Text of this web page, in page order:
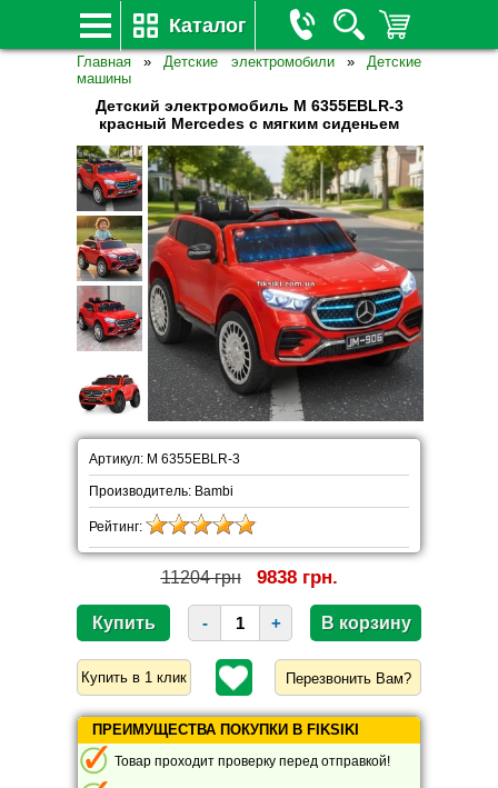
Каталог
Главная »Детские электромобили »Детские
машины
Детский электромобиль M 6355EBLR-3
красный Mercedes с мягким сиденьем
Артикул: M 6355EBLR-3
Производитель: Bambi
Рейтинг:
11204 грн 9838 грн.
- +
Перезвонить Вам?
ПРЕИМУЩЕСТВА ПОКУПКИ В FIKSIKI
Товар проходит проверку перед отправкой!